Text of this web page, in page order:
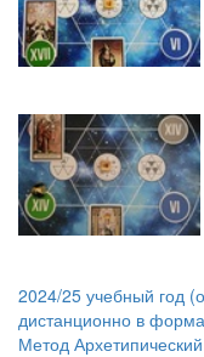
2024/25 учебный год
дистанционно в
Метод